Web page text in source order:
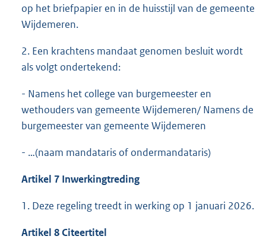
op het briefpapier en in de huisstijl van de gemeente
Wijdemeren.
2. Een krachtens mandaat genomen besluit wordt
als volgt ondertekend:
- Namens het college van burgemeester en
wethouders van gemeente Wijdemeren/ Namens de
burgemeester van gemeente Wijdemeren
- …(naam mandataris of ondermandataris)
Artikel 7 Inwerkingtreding
1. Deze regeling treedt in werking op 1 januari 2026.
Artikel 8 Citeertitel